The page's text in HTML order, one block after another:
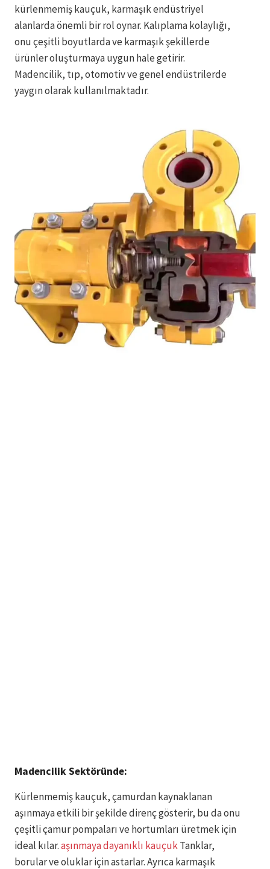
kürlenmemiş kauçuk, karmaşık endüstriyel
alanlarda önemli bir rol oynar. Kalıplama kolaylığı,
onu çeşitli boyutlarda ve karmaşık şekillerde
ürünler oluşturmaya uygun hale getirir.
Madencilik, tıp, otomotiv ve genel endüstrilerde
yaygın olarak kullanılmaktadır.
Madencilik Sektöründe:
Kürlenmemiş kauçuk, çamurdan kaynaklanan
aşınmaya etkili bir şekilde direnç gösterir, bu da onu
çeşitli çamur pompaları ve hortumları üretmek için
ideal kılar.aşınmaya dayanıklı kauçukTanklar,
borular ve oluklar için astarlar. Ayrıca karmaşık